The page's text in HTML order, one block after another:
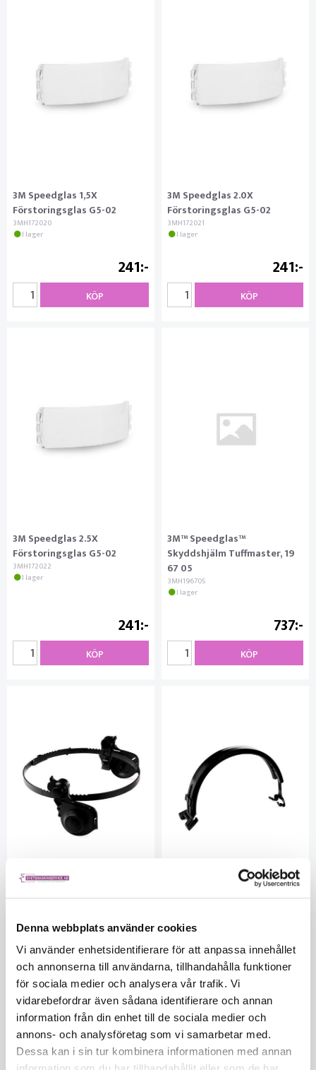
Denna webbplats använder cookies
Vi använder enhetsidentifierare för att anpassa innehållet
och annonserna till användarna, tillhandahålla funktioner
för sociala medier och analysera vår trafik. Vi
vidarebefordrar även sådana identifierare och annan
information från din enhet till de sociala medier och
annons- och analysföretag som vi samarbetar med.
Dessa kan i sin tur kombinera informationen med annan
3M Speedglas 1,5X
Förstoringsglas G5-02
3MH172020
I lager
241
KÖP
3M Speedglas 2.0X
Förstoringsglas G5-02
3MH172021
I lager
241
KÖP
3M Speedglas 2.5X
Förstoringsglas G5-02
3MH172022
I lager
241
KÖP
3M™ Speedglas™
Skyddshjälm Tuffmaster, 19
67 05
3MH196705
I lager
737
KÖP
3M Speedglas Speedyloop
svetshjälm.
I lager
552
KÖP
3M™ Speedglas™
skyddshjälm, 19 71 39
I lager
KÖP